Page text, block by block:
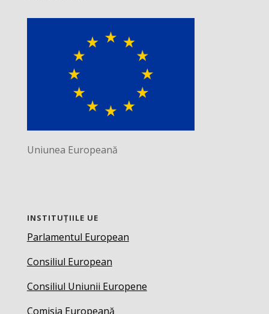
Uniunea Europeană
INSTITUȚIILE UE
Parlamentul European
Consiliul European
Consiliul Uniunii Europene
Comisia Europeană